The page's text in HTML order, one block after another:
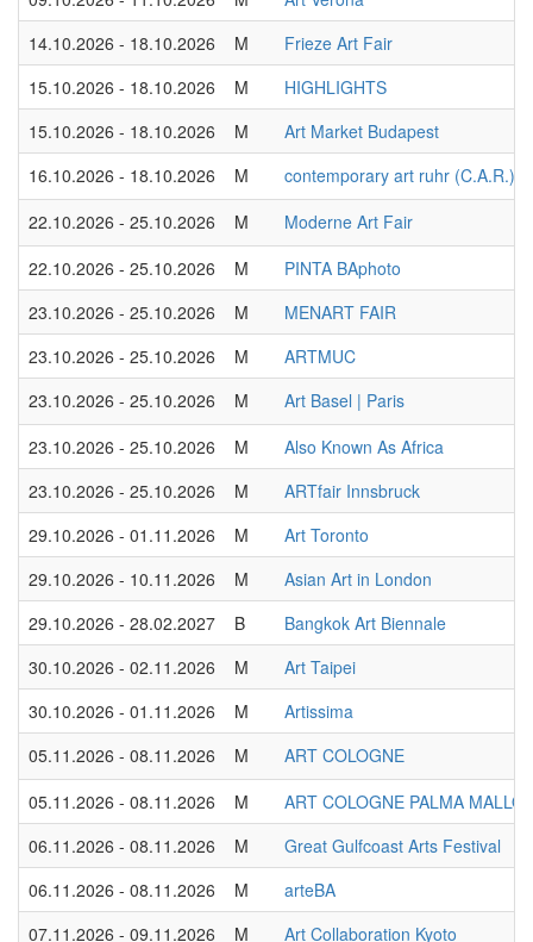
14.10.2026 - 18.10.2026
M
Frieze Art Fair
15.10.2026 - 18.10.2026
M
HIGHLIGHTS
15.10.2026 - 18.10.2026
M
Art Market Budapest
16.10.2026 - 18.10.2026
M
contemporary art ruhr (C.A.R.)
22.10.2026 - 25.10.2026
M
Moderne Art Fair
22.10.2026 - 25.10.2026
M
PINTA BAphoto
23.10.2026 - 25.10.2026
M
MENART FAIR
23.10.2026 - 25.10.2026
M
ARTMUC
23.10.2026 - 25.10.2026
M
Art Basel | Paris
23.10.2026 - 25.10.2026
M
Also Known As Africa
23.10.2026 - 25.10.2026
M
ARTfair Innsbruck
29.10.2026 - 01.11.2026
M
Art Toronto
29.10.2026 - 10.11.2026
M
Asian Art in London
29.10.2026 - 28.02.2027
B
Bangkok Art Biennale
30.10.2026 - 02.11.2026
M
Art Taipei
30.10.2026 - 01.11.2026
M
Artissima
05.11.2026 - 08.11.2026
M
ART COLOGNE
05.11.2026 - 08.11.2026
M
ART COLOGNE PALMA
06.11.2026 - 08.11.2026
M
Great Gulfcoast Arts Festival
06.11.2026 - 08.11.2026
M
arteBA
07.11.2026 - 09.11.2026
M Art Collaboration Kyoto